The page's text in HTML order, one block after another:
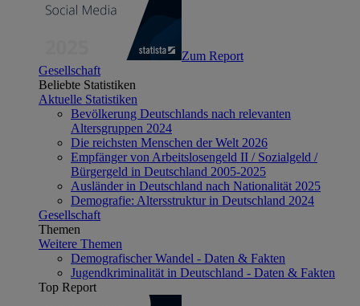
Zum Report
Gesellschaft
Beliebte Statistiken
Aktuelle Statistiken
Bevölkerung Deutschlands nach relevanten
Altersgruppen 2024
Die reichsten Menschen der Welt 2026
Empfänger von Arbeitslosengeld II / Sozialgeld /
Bürgergeld in Deutschland 2005-2025
Ausländer in Deutschland nach Nationalität 2025
Demografie: Altersstruktur in Deutschland 2024
Gesellschaft
Themen
Weitere Themen
Demografischer Wandel - Daten & Fakten
Jugendkriminalität in Deutschland - Daten & Fakten
Top Report